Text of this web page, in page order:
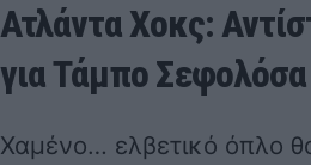
Ατλάντα Χοκς:
για Τάμπο Σεφολόσα
Χαμένο… ελβετικό όπλο